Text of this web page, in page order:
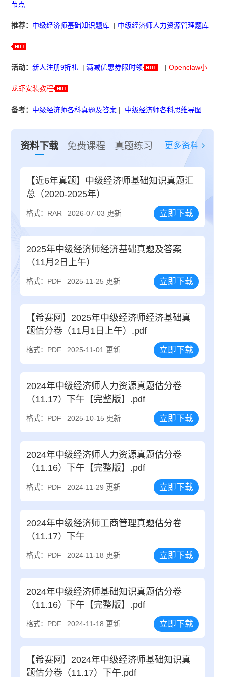
节点
推荐： 中级经济师基础知识题库 | 中级经济师人力资源管理题库
活动：新人注册9折礼 |满减优惠券限时领 |Openclaw小
龙虾安装教程
备考： 中级经济师各科真题及答案 | 中级经济师各科思维导图
资料下载 免费课程 真题练习 更多资料
【近6年真题】中级经济师基础知识真题汇
总（2020-2025年）
格式：RAR 2026-07-03 更新 立即下载
2025年中级经济师经济基础真题及答案
（11月2日上午）
格式：PDF 2025-11-25 更新 立即下载
【希赛网】2025年中级经济师经济基础真
题估分卷（11月1日上午）.pdf
格式：PDF 2025-11-01 更新 立即下载
2024年中级经济师人力资源真题估分卷
（11.17）下午【完整版】.pdf
格式：PDF 2025-10-15 更新 立即下载
2024年中级经济师人力资源真题估分卷
（11.16）下午【完整版】.pdf
格式：PDF 2024-11-29 更新 立即下载
2024年中级经济师工商管理真题估分卷
（11.17）下午
格式：PDF 2024-11-18 更新 立即下载
2024年中级经济师基础知识真题估分卷
（11.16）下午【完整版】.pdf
格式：PDF 2024-11-18 更新 立即下载
【希赛网】2024年中级经济师基础知识真
题估分卷（11.17）下午.pdf